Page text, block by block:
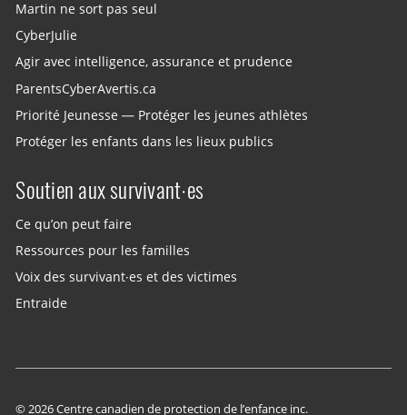
Martin ne sort pas seul
CyberJulie
Agir avec intelligence, assurance et prudence
ParentsCyberAvertis.ca
Priorité Jeunesse — Protéger les jeunes athlètes
Protéger les enfants dans les lieux publics
Soutien aux survivant·es
Ce qu’on peut faire
Ressources pour les familles
Voix des survivant·es et des victimes
Entraide
© 2026 Centre canadien de protection de l’enfance inc.